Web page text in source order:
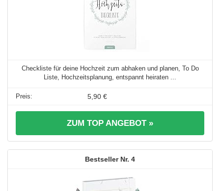
Checkliste für deine Hochzeit zum abhaken und planen, To Do
Liste, Hochzeitsplanung, entspannt heiraten ...
5,90 €
ZUM TOP ANGEBOT »
4